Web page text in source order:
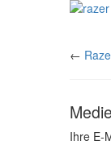
←
Ihre E-